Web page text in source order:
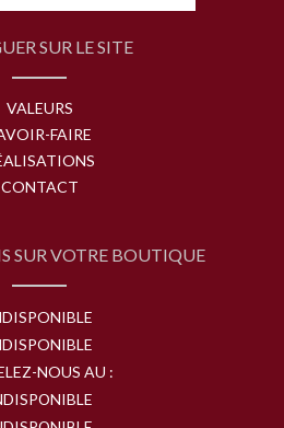
SUR LE SITE
VALEURS
FAIRE
CONTACT
SUR VOTRE BOUTIQUE
NOUS AU :